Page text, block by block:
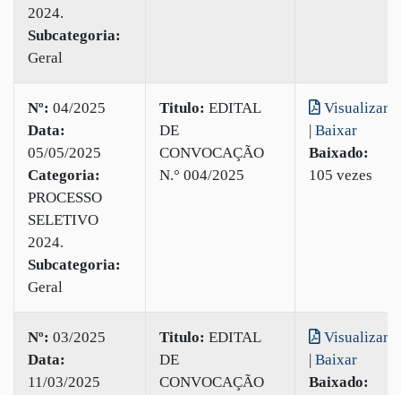
2024.
Subcategoria:
Geral
Nº: 04/2025
Data:
05/05/2025
Categoria:
PROCESSO
SELETIVO
2024.
Subcategoria:
Geral
Titulo: EDITAL
DE
CONVOCAÇÃO
N.° 004/2025
Visualizar
| Baixar
Baixado:
105 vezes
Nº: 03/2025
Data:
11/03/2025
Titulo: EDITAL
DE
CONVOCAÇÃO
Visualizar
| Baixar
Baixado: